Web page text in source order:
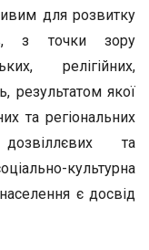
для розвитку
з точки зору
релігійних,
результатом якої
та регіональних
дозвіллєвих та
культурна
є досвід